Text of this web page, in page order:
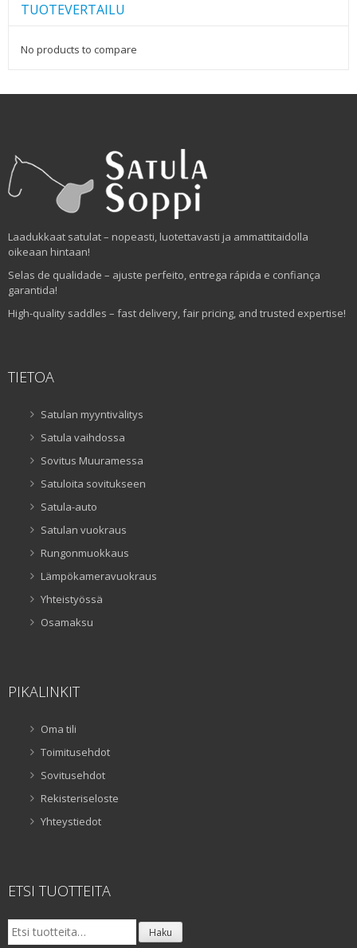
TUOTEVERTAILU
No products to compare
Laadukkaat satulat – nopeasti, luotettavasti ja ammattitaidolla
oikeaan hintaan!
Selas de qualidade – ajuste perfeito, entrega rápida e confiança
garantida!
High-quality saddles – fast delivery, fair pricing, and trusted expertise!
TIETOA
Satulan myyntivälitys
Satula vaihdossa
Sovitus Muuramessa
Satuloita sovitukseen
Satula-auto
Satulan vuokraus
Rungonmuokkaus
Lämpökameravuokraus
Yhteistyössä
Osamaksu
PIKALINKIT
Oma tili
Toimitusehdot
Sovitusehdot
Rekisteriseloste
Yhteystiedot
ETSI TUOTTEITA
Etsi: Haku